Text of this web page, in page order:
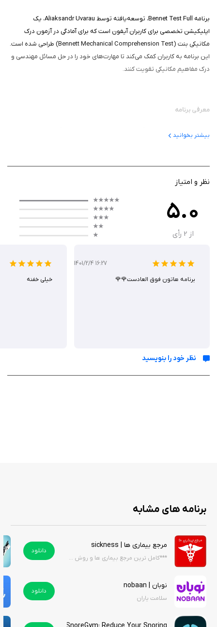
برنامه Bennet Test Full، توسعه‌یافته توسط Aliaksandr Uvarau، یک
اپلیکیشن تخصصی برای کاربران آیفون است که برای آمادگی در آزمون درک
مکانیکی بنت (Bennett Mechanical Comprehension Test) طراحی شده است.
این برنامه به کاربران کمک می‌کند تا مهارت‌های خود را در حل مسائل مهندسی و
درک مفاهیم مکانیکی تقویت کنند.
معرفی برنامه
برنامه برای دانش‌آموزان بالای ۱۲ سال، دانشجویان و بزرگسالانی که قصد دارند
برای مشاغل فنی یا آزمون‌های استخدامی آماده شوند، مناسب است. برنامه شامل
دهند. Bennet Test Full با هدف شبیه‌سازی آزمون واقعی، به کاربران کمک
می‌کند تا با فرمت و نوع سؤالات آشنا شوند.
عملکرد برنامه به دلیل ارائه سؤالات متنوع و شبیه‌سازی دقیق آزمون بنت، قابل
عملکردشان را با دیگران مقایسه کنند.
پشتیبانی از زبان‌های مختلف مانند انگلیسی، اسپانیایی و آلمانی
ارائه انیمیشن برای برخی پاسخ‌ها جهت درک بهتر
بیشتر بخوانید
نظر و امتیاز
5.0
از 2 رأی
1401/2/4 16:27
برنامه هاتون فوق العادست🌹🌹 خیلی خفنه
نظر خود را بنویسید
برنامه های مشابه
مرجع بیماری ها | sickness
***کامل ترین مرجع بیماری ها و روش های درمان***
دانلود
نوبان | nobaan
سلامت یاران
دانلود